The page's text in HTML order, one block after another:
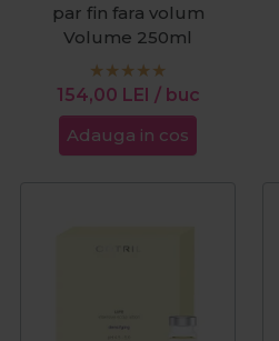
par fin fara volum
Volume 250ml
154,00 LEI / buc
Adauga in cos